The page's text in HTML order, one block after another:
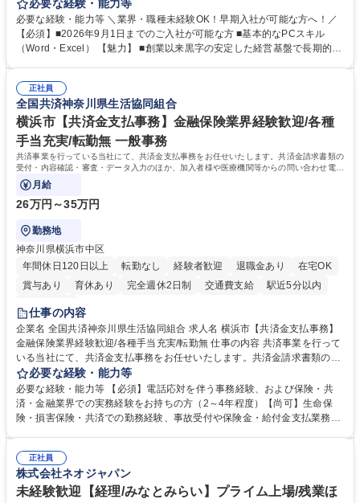
がほぼ発生せず、連続した日程の有給取得が可能なため、WLBを整えたい
方にお勧めの環境です！ 入社後はOJTを通じて丁寧に研修を行いますの
で、事務未経験の方でも安心して臨むことができます。 【業務詳細】■電
話・来客対応 ■物件の鍵や社内の備品管理 ■データ入力や書類作成 ■契約
必要な経験・能力等
必要な経験・能力等 ＼業界・職種未経験OK！早期入社が可能な方へ！／
【必須】■2026年9月1日までのご入社が可能な方 ■基本的なPCスキル
（Word・Excel） 【魅力】 ■創業以来黒字の安定した経営基盤で長期的に
のOJTで業務を習得可能、未経験でもしっかりサポート 学歴・資格 学
歴：大学院 大学 高専 短大 語学力： 資格：
正社員
全国共済神奈川県生活協同組合
横浜市【共済金支払事務】金融保険業界経験歓迎/各種
手当充実/転勤無 一般事務
共済事業を行っている当社にて、共済金支払事務をお任せいたします。共済金請求書類の
受付・内容確認・審査・データ入力のほか、加入者様や医療機関等からの問い合わせ電話
対応や書類発送等を担当します。
月給
26万円～35万円
勤務地
神奈川県横浜市中区
年間休日120日以上
転勤なし 経験者歓迎 退職金あり
在宅OK
賞与あり
育休あり 完全週休2日制 交通費支給
駅近5分以内
土日祝休み
仕事の内容
企業名 全国共済神奈川県生活協同組合 求人名 横浜市【共済金支払事務】
金融保険業界経験歓迎/各種手当充実/転勤無 仕事の内容 共済事業を行って
いる当社にて、共済金支払事務をお任せいたします。共済金請求書類の受
付・内容確認・審査・データ入力のほか、加入者様や医療機関等からの問
い合わせ電話対応や書類発送等を担当します。 ■共済金請求書類の受付、
内容確認、および共済金支払に関する審査・事務処理業務全般を担当 ■専
用システムへのデータ入力、各種必要書類の作成・発送作業 ■加入者様や
指定する業務 募集職種 横浜市【共済金支払事務】金融保険業界経験歓迎/
各種手当充実/転勤無
必要な経験・能力等
必要な経験・能力等 【必須】電話応対を伴う事務経験、および保険・共
済・金融業界での実務経験をお持ちの方（2～4年程度）【尚可】生命保
険・損害保険・共済での勤務経験、事故受付や保険金・給付金支払業務経
務へのキャリアチェンジ希望者も大歓迎です！ 学歴・資格 学歴：大学院
大学 高専 短大 専修学校 高校 語学力： 資格：
正社員
株式会社ネオジャパン
未経験歓迎【経理/みなとみらい】プライム上場/残業ほ